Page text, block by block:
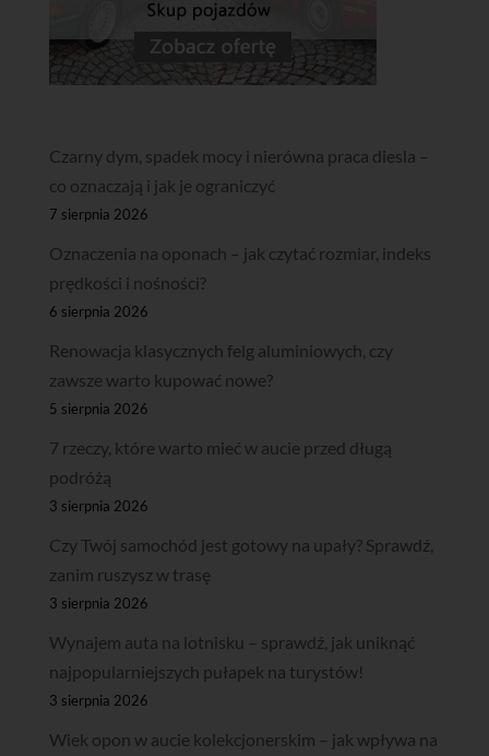
Czarny dym, spadek mocy i nierówna praca diesla –
co oznaczają i jak je ograniczyć
7 sierpnia 2026
Oznaczenia na oponach – jak czytać rozmiar, indeks
prędkości i nośności?
6 sierpnia 2026
Renowacja klasycznych felg aluminiowych, czy
zawsze warto kupować nowe?
5 sierpnia 2026
7 rzeczy, które warto mieć w aucie przed długą
podróżą
3 sierpnia 2026
Czy Twój samochód jest gotowy na upały? Sprawdź,
zanim ruszysz w trasę
3 sierpnia 2026
Wynajem auta na lotnisku – sprawdź, jak uniknąć
najpopularniejszych pułapek na turystów!
3 sierpnia 2026
Wiek opon w aucie kolekcjonerskim – jak wpływa na